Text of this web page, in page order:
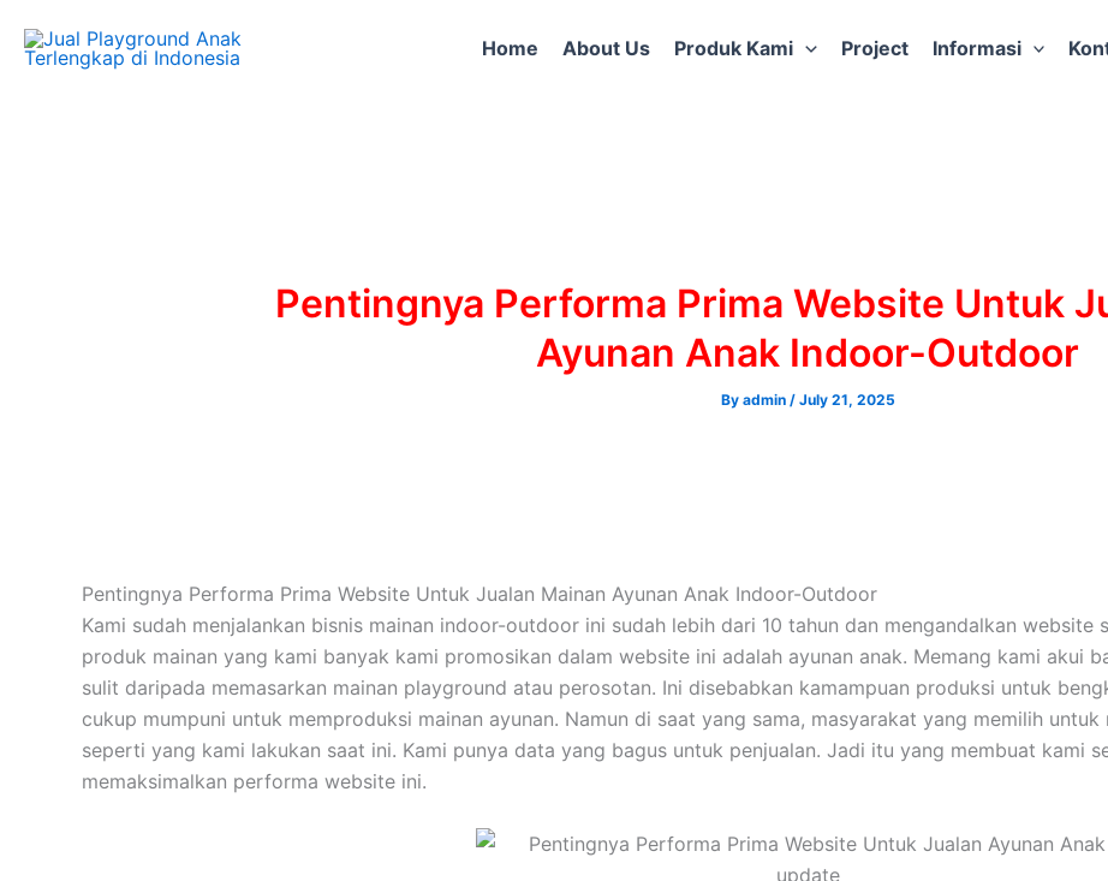
Home About Us Produk Kami Project Informasi
Pentingnya Performa Prima Website Untuk
Ayunan Anak Indoor-Outdoor
By admin / July 21, 2025
Pentingnya Performa Prima Website Untuk Jualan Mainan Ayunan Anak Indoor-Outdoor
Kami sudah menjalankan bisnis mainan indoor-outdoor ini sudah lebih dari 10 tahun dan mengandalkan website
produk mainan yang kami banyak kami promosikan dalam website ini adalah ayunan anak. Memang kami akui
sulit daripada memasarkan mainan playground atau perosotan. Ini disebabkan kamampuan produksi untuk
cukup mumpuni untuk memproduksi mainan ayunan. Namun di saat yang sama, masyarakat yang memilih
seperti yang kami lakukan saat ini. Kami punya data yang bagus untuk penjualan. Jadi itu yang membuat kami
memaksimalkan performa website ini.